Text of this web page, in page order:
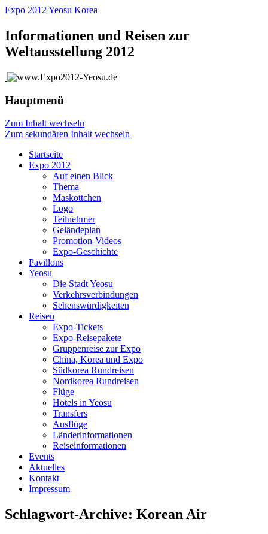
Expo 2012 Yeosu Korea
Informationen und Reisen zur
Weltausstellung 2012
Hauptmenü
Zum Inhalt wechseln
Zum sekundären Inhalt wechseln
Startseite
Expo 2012
Auf einen Blick
Thema
Maskottchen
Logo
Teilnehmer
Geländeplan
Promotion-Videos
Expo-Geschichte
Pavillons
Yeosu
Die Stadt Yeosu
Verkehrsverbindungen
Sehenswürdigkeiten
Reisen
Expo-Tickets
Expo-Reisepakete
Gruppenreise zur Expo
China, Korea und Expo
Südkorea Rundreisen
Nordkorea Rundreisen
Flüge
Hotels in Yeosu
Transfers
Ausflüge
Länderinformationen
Reiseinformationen
Events
Aktuelles
Kontakt
Impressum
Schlagwort-Archive: Korean Air